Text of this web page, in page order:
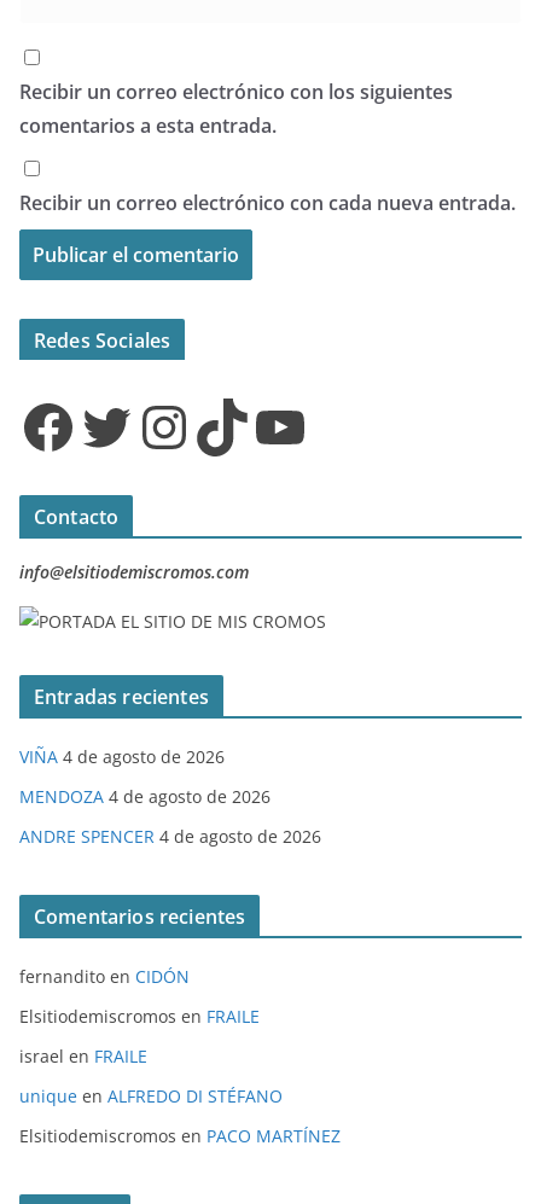
Recibir un correo electrónico con los siguientes
comentarios a esta entrada.
Recibir un correo electrónico con cada nueva entrada.
Redes Sociales
Facebook Twitter InstagramTikTok YouTube
Contacto
info@elsitiodemiscromos.com
Entradas recientes
VIÑA 4 de agosto de 2026
MENDOZA 4 de agosto de 2026
ANDRE SPENCER 4 de agosto de 2026
Comentarios recientes
fernandito en CIDÓN
Elsitiodemiscromos en FRAILE
israel en FRAILE
unique en ALFREDO DI STÉFANO
Elsitiodemiscromos en PACO MARTÍNEZ